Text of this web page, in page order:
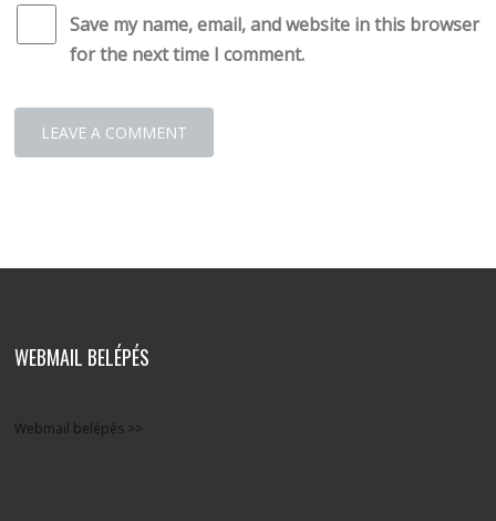
Save my name, email, and website in this browser
for the next time I comment.
WEBMAIL BELÉPÉS
Webmail belépés >>